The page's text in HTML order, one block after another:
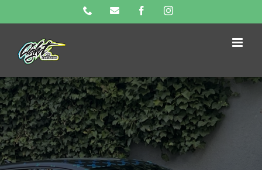
to
content
Phone E-
FacebookInstagram